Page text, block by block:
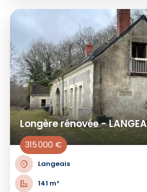
Longère rénovée -
315 000 €
Langeais
141 m²